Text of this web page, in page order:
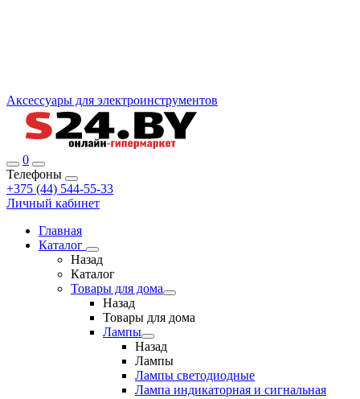
Аксессуары для электроинструментов
0
Телефоны
+375 (44) 544-55-33
Личный кабинет
Главная
Каталог
Назад
Каталог
Товары для дома
Назад
Товары для дома
Лампы
Назад
Лампы
Лампы светодиодные
Лампа индикаторная и сигнальная